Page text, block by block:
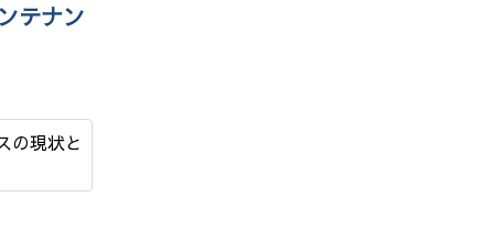
テナン
の現状と